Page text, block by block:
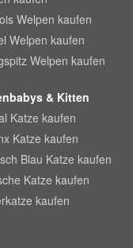
Welpen kaufen
Welpen kaufen
Welpen kaufen
& Kitten
Katze kaufen
Katze kaufen
Blau Katze kaufen
Katze kaufen
kaufen